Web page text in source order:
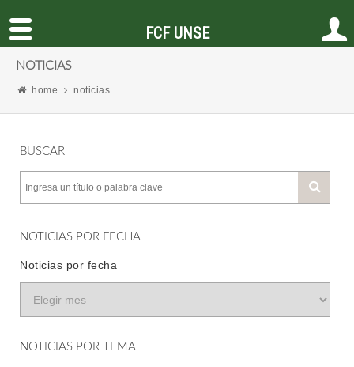
NOTICIAS
home noticias
BUSCAR
NOTICIAS POR FECHA
Noticias por fecha
NOTICIAS POR TEMA
FCF UNSE